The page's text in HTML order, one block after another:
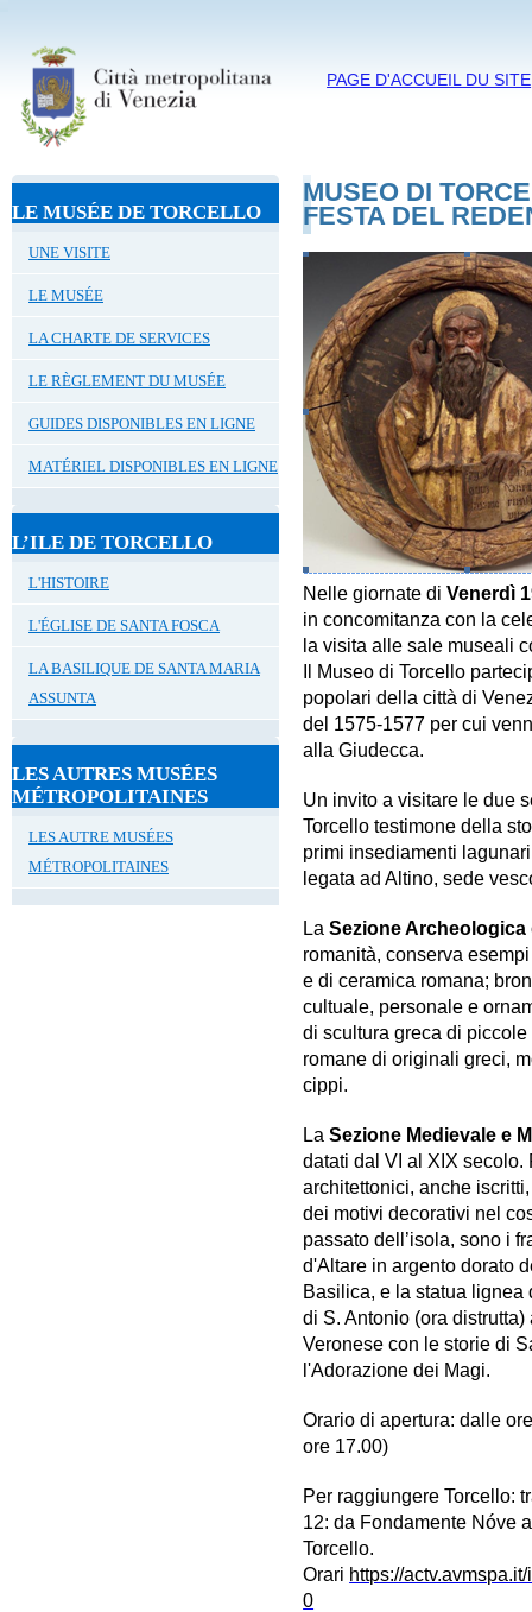
PAGE D'ACCUEIL DU SITE
LE MUSÉE DE TORCELLO
UNE VISITE
LE MUSÉE
LA CHARTE DE SERVICES
LE RÈGLEMENT DU MUSÉE
GUIDES DISPONIBLES EN LIGNE
MATÉRIEL DISPONIBLES EN LIGNE
L’ILE DE TORCELLO
L'HISTOIRE
L'ÉGLISE DE SANTA FOSCA
LA BASILIQUE DE SANTA MARIA
ASSUNTA
LES AUTRES MUSÉES
MÉTROPOLITAINES
LES AUTRE MUSÉES
MÉTROPOLITAINES
MUSEO DI
FESTA DEL
Nelle giornate di Venerdì
in concomitanza con la
la visita alle sale museali
Il Museo di Torcello
popolari della città di
del 1575-1577 per cui
alla Giudecca.
Un invito a visitare le due
Torcello testimone della
primi insediamenti
legata ad Altino, sede
LaSezione Archeologica
romanità, conserva
e di ceramica romana;
cultuale, personale e
di scultura greca di
romane di originali greci,
cippi.
LaSezione Medievale e
datati dal VI al XIX
architettonici, anche
dei motivi decorativi nel
passato dell’isola, sono i
d'Altare in argento dorato
Basilica, e la statua
di S. Antonio (ora
Veronese con le storie di
l'Adorazione dei Magi. ​
Orario di apertura: dalle
ore 17.00)
Per raggiungere Torcello:
12: da Fondamente Nóve
Torcello.
Orari https://
0